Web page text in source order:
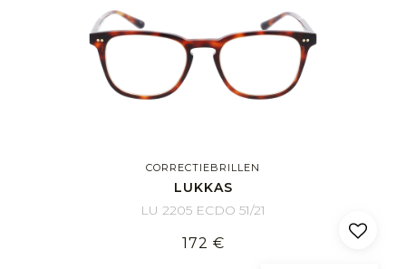
CORRECTIEBRILLEN
LUKKAS
LU 2205 ECDO 51/21
172 €